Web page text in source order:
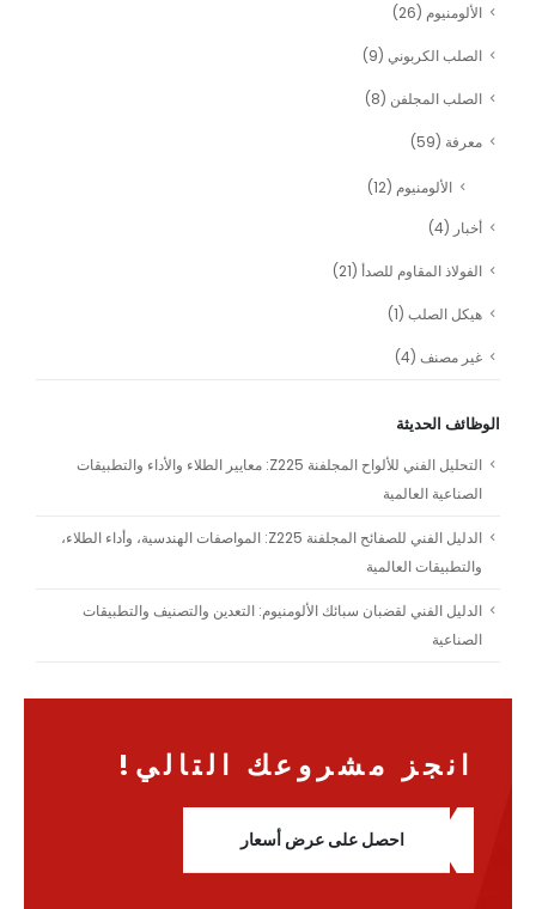
الألومنيوم (26)
الصلب الكربوني (9)
الصلب المجلفن (8)
معرفة (59)
الألومنيوم (12)
أخبار (4)
الفولاذ المقاوم للصدأ (21)
هيكل الصلب (1)
غير مصنف (4)
الوظائف الحديثة
التحليل الفني للألواح المجلفنة Z225: معايير الطلاء والأداء والتطبيقات
الصناعية العالمية
الدليل الفني للصفائح المجلفنة Z225: المواصفات الهندسية، وأداء الطلاء،
والتطبيقات العالمية
الدليل الفني لقضبان سبائك الألومنيوم: التعدين والتصنيف والتطبيقات
الصناعية
انجز مشروعك التالي!
احصل على عرض أسعار